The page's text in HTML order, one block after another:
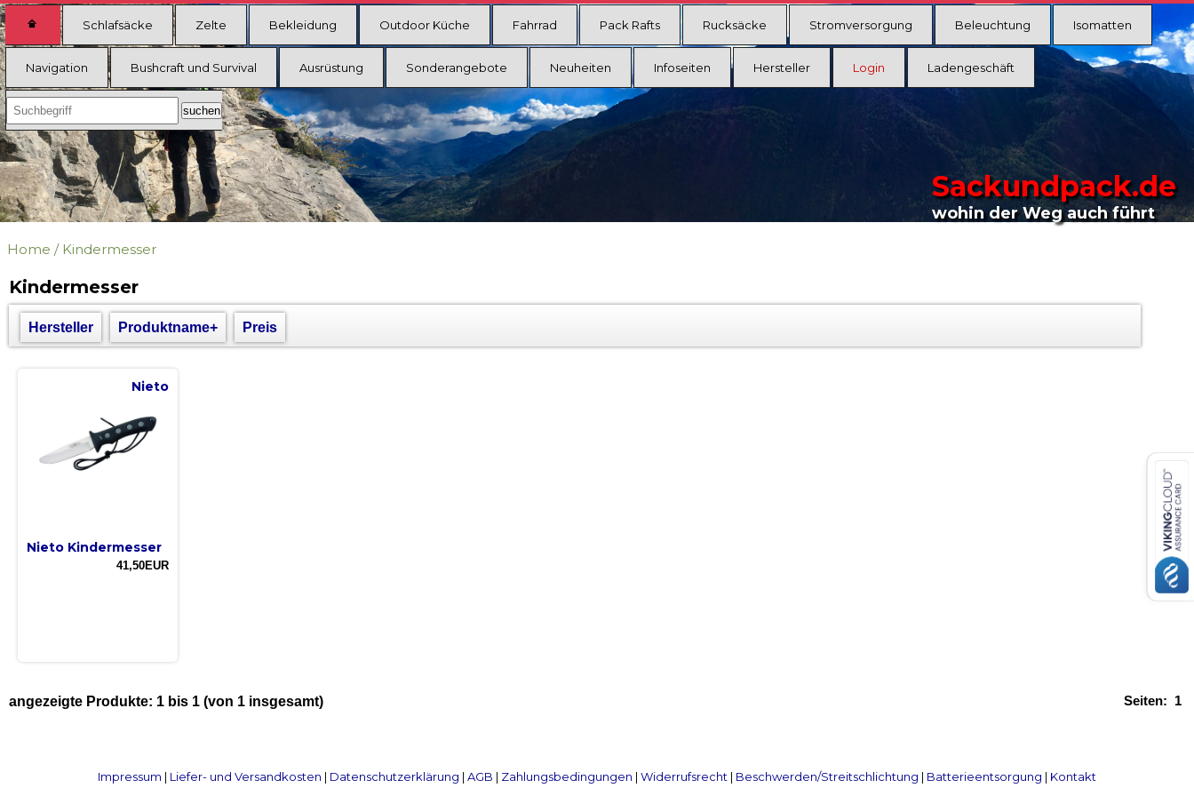
Schlafsäcke Zelte Bekleidung Outdoor Küche Fahrrad Pack Rafts Rucksäcke Stromversorgung Beleuchtung Isomatten
Navigation Bushcraft und Survival Ausrüstung Sonderangebote Neuheiten Infoseiten Hersteller Login Ladengeschäft
Sackundpack.de
wohin der Weg auch führt
Home / Kindermesser
Kindermesser
Hersteller Produktname+ Preis
Nieto
Nieto Kindermesser
41,50EUR
Seiten: 1
angezeigte Produkte: 1 bis 1 (von 1 insgesamt)
Impressum | Liefer- und Versandkosten | Datenschutzerklärung | AGB | Zahlungsbedingungen | Widerrufsrecht | Beschwerden/Streitschlichtung | Batterieentsorgung | Kontakt